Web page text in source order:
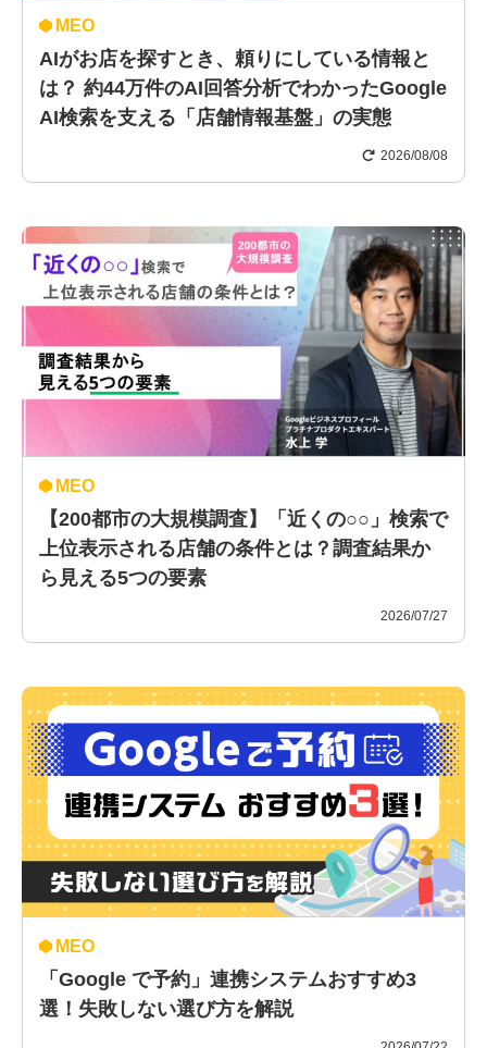
MEO
AIがお店を探すとき、頼りにしている情報と
は？ 約44万件のAI回答分析でわかったGoogle
AI検索を支える「店舗情報基盤」の実態
2026/08/08
MEO
【200都市の大規模調査】「近くの○○」検索で
上位表示される店舗の条件とは？調査結果か
ら見える5つの要素
2026/07/27
MEO
「Google で予約」連携システムおすすめ3
選！失敗しない選び方を解説